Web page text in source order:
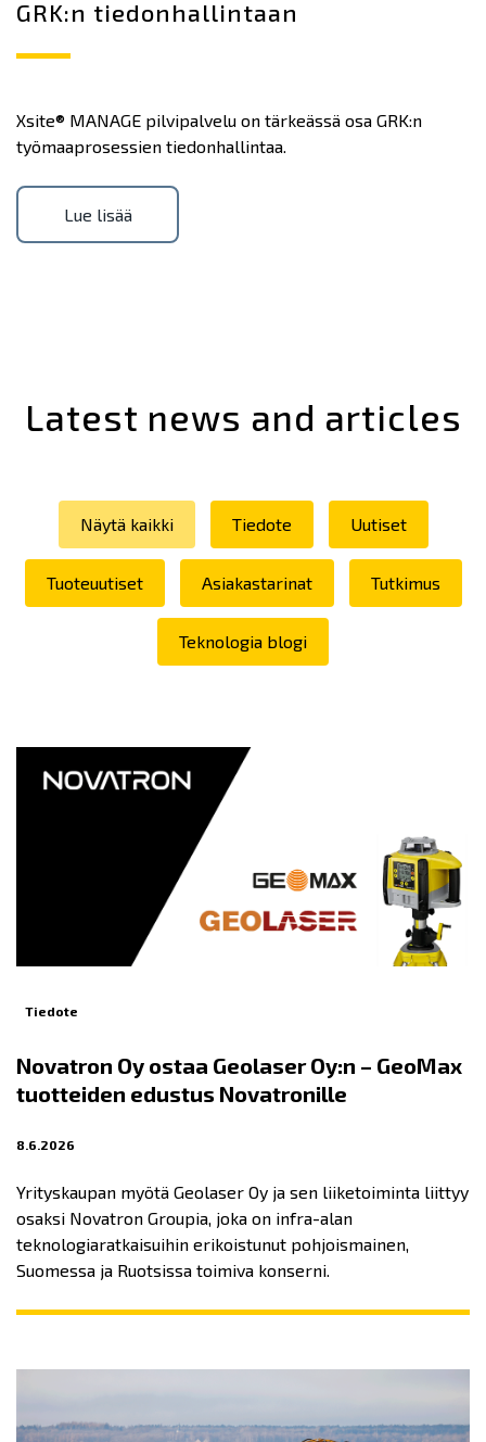
GRK:n tiedonhallintaan
Xsite® MANAGE pilvipalvelu on tärkeässä osa GRK:n
työmaaprosessien tiedonhallintaa.
Lue lisää
Latest news and articles
Näytä kaikki Tiedote Uutiset
Tuoteuutiset Asiakastarinat Tutkimus
Teknologia blogi
Tiedote
Novatron Oy ostaa Geolaser Oy:n – GeoMax
tuotteiden edustus Novatronille
8.6.2026
Yrityskaupan myötä Geolaser Oy ja sen liiketoiminta liittyy
osaksi Novatron Groupia, joka on infra-alan
teknologiaratkaisuihin erikoistunut pohjoismainen,
Suomessa ja Ruotsissa toimiva konserni.